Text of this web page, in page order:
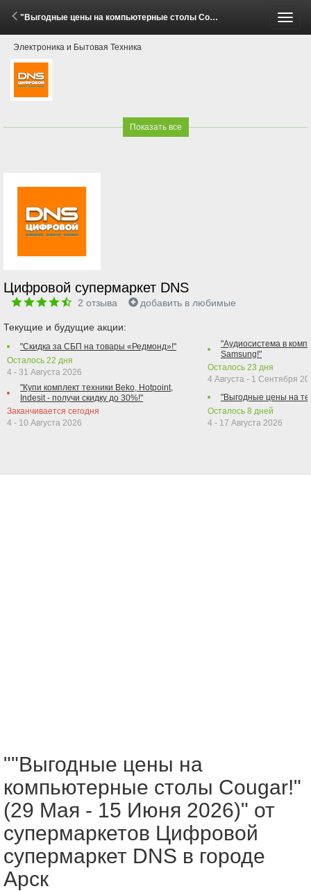
"Выгодные цены на компьютерные столы Cougar!" (29 Мая - 15 Июня 2026)
Электроника и Бытовая Техника
Показать все
Цифровой супермаркет DNS
2 отзыва добавить в любимые
Текущие и будущие акции:
"Скидка за СБП на товары «Редмонд»!"
Осталось 22 дня
4 - 31 Августа 2026
"Купи комплект техники Beko, Hotpoint,
Indesit - получи скидку до 30%!"
Заканчивается сегодня
4 - 10 Августа 2026
"Аудиосистема в
Samsung!"
Осталось 23 дня
4 Августа - 1 Сентября
"Выгодные цены на
Осталось 8 дней
4 - 17 Августа 2026
""Выгодные цены на
компьютерные столы Cougar!"
(29 Мая - 15 Июня 2026)" от
супермаркетов Цифровой
супермаркет DNS в городе
Арск